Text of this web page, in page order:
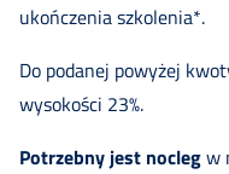
ukończenia szkolenia*.
Do podanej powyżej
wysokości 23%.
Potrzebny jest noclegw